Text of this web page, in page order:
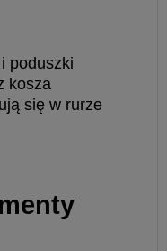
poduszki
kosza
się w rurze